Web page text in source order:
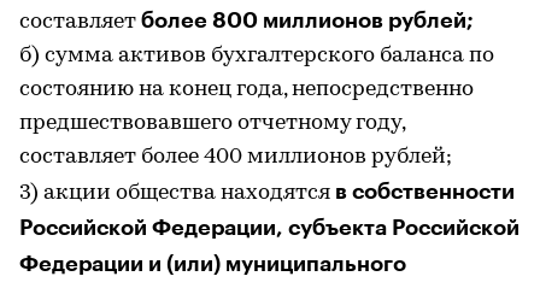
составляет более 800 миллионов рублей;
б) сумма активов бухгалтерского баланса по
состоянию на конец года, непосредственно
предшествовавшего отчетному году,
составляет более 400 миллионов рублей;
3) акции общества находятся в собственности
Российской Федерации, субъекта Российской
Федерации и (или) муниципального